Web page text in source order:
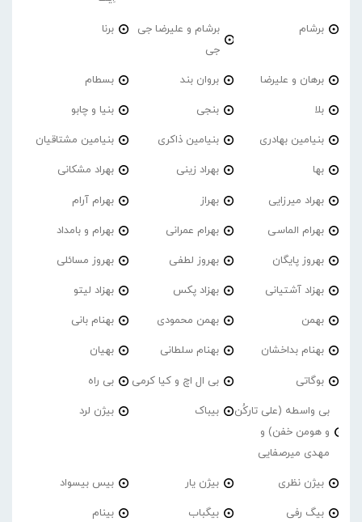
برشام
برشام و علیرضا جی
جی
برنا
برهان و علیرضا بروان بند بسطام
بلا بنجی بنیا و چابو
بنیامین بهادری بنیامین ذاکری بنیامین مشتاقیان
بها بهراد زینی بهراد مشکانی
بهراد میرزایی بهراز بهرام آرام
بهرام الماسی بهرام عمرانی بهرام و بامداد
بهروز پایگان بهروز لطفی بهروز مسائلی
بهزاد آشتیانی بهزاد پکس بهزاد لیتو
بهمن بهمن محمودی بهنام بانی
بهنام بداخشان بهنام سلطانی بهیان
بوگاتی بی ال اچ و کیا کرمی بی راه
بی واسطه (علی تارکُن
و هومن خفن) و
مهدی میرصفایی
بیباک بیژن لرد
بیژن نظری بیژن یار بیس بیسواد
بیگ رفی بیگباب بینام